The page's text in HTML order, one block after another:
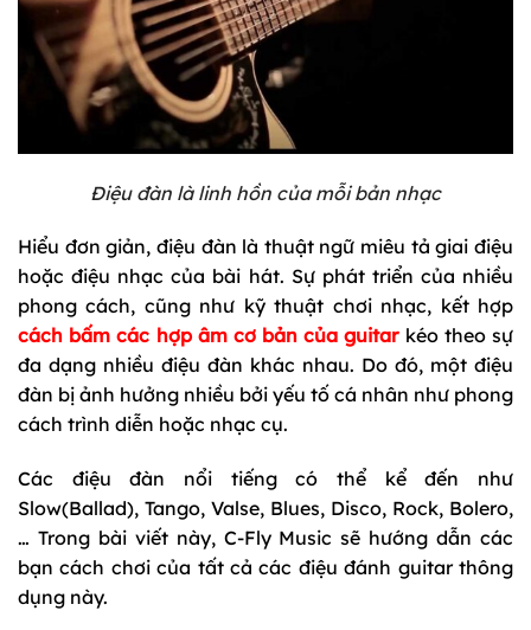
Điệu đàn là linh hồn của mỗi bản nhạc
Hiểu đơn giản, điệu đàn là thuật ngữ miêu tả giai điệu
hoặc điệu nhạc của bài hát. Sự phát triển của nhiều
phong cách, cũng như kỹ thuật chơi nhạc, kết hợp
cách bấm các hợp âm cơ bản của guitarkéo theo sự
đa dạng nhiều điệu đàn khác nhau. Do đó, một điệu
đàn bị ảnh hưởng nhiều bởi yếu tố cá nhân như phong
cách trình diễn hoặc nhạc cụ.
Các điệu đàn nổi tiếng có thể kể đến như
Slow(Ballad), Tango, Valse, Blues, Disco, Rock, Bolero,
… Trong bài viết này, C-Fly Music sẽ hướng dẫn các
bạn cách chơi của tất cả các điệu đánh guitar thông
dụng này.